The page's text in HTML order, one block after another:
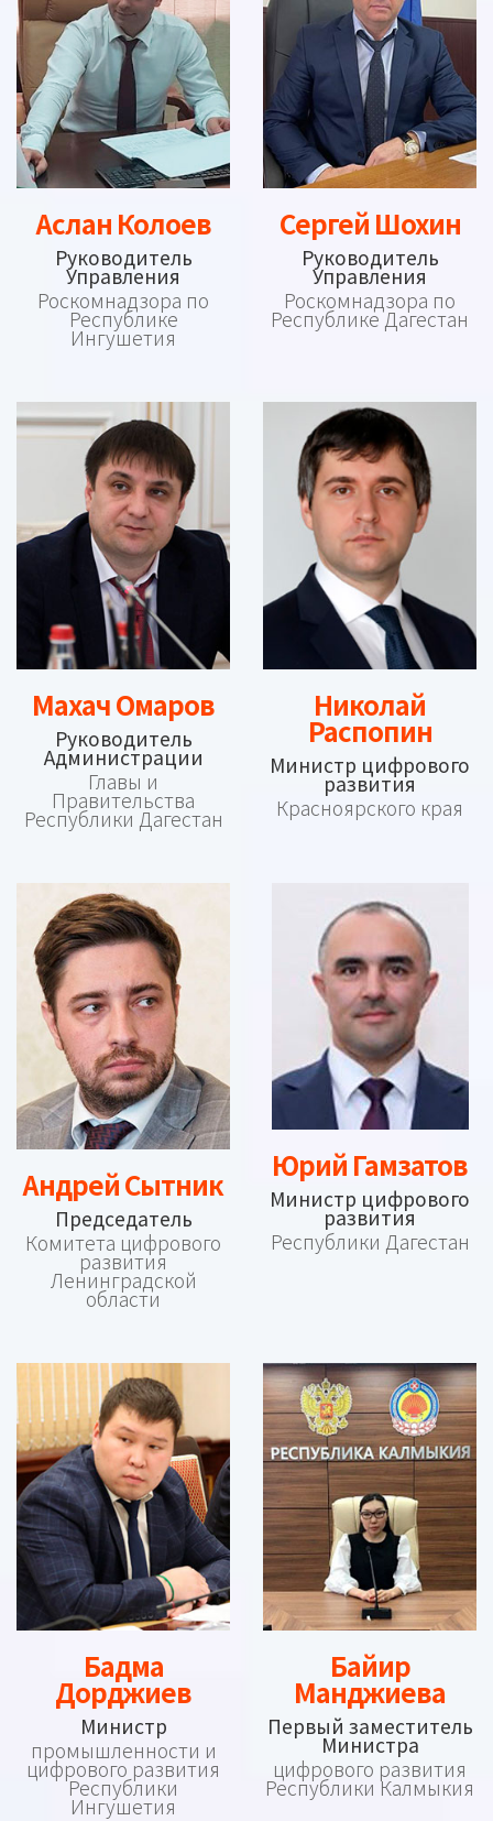
Аслан Колоев
Руководитель
Управления
Роскомнадзора по
Республике
Ингушетия
Сергей Шохин
Руководитель
Управления
Роскомнадзора по
Республике Дагестан
Махач Омаров
Руководитель
Администрации
Главы и
Правительства
Республики Дагестан
Николай
Распопин
Министр цифрового
развития
Красноярского края
Андрей Сытник
Председатель
Комитета цифрового
развития
Ленинградской
области
Юрий Гамзатов
Министр цифрового
развития
Республики Дагестан
Бадма
Дорджиев
Министр
промышленности и
цифрового развития
Республики
Ингушетия
Байир
Манджиева
Первый заместитель
Министра
цифрового развития
Республики Калмыкия